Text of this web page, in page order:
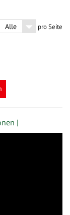
pro Seite
|